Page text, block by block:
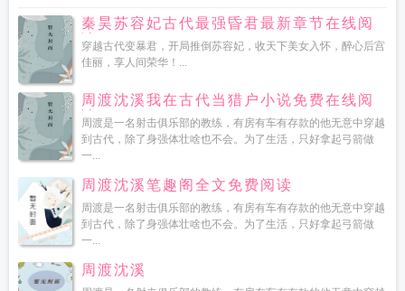
秦昊苏容妃古代最强昏君最新章节在线阅
读
穿越古代变暴君，开局推倒苏容妃，收天下美女入怀，醉心后宫
佳丽，享人间荣华！...
周渡沈溪我在古代当猎户小说免费在线阅
读
周渡是一名射击俱乐部的教练，有房有车有存款的他无意中穿越
到古代，除了身强体壮啥也不会。为了生活，只好拿起弓箭做
一...
周渡沈溪笔趣阁全文免费阅读
周渡是一名射击俱乐部的教练，有房有车有存款的他无意中穿越
到古代，除了身强体壮啥也不会。为了生活，只好拿起弓箭做
一...
周渡沈溪